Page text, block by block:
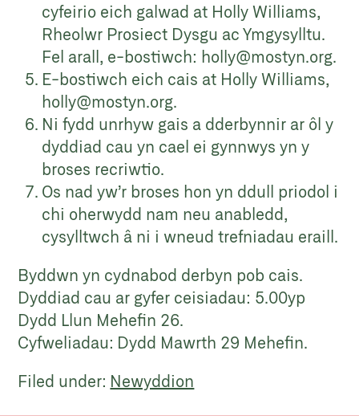
cyfeirio eich galwad at Holly Williams,
Rheolwr Prosiect Dysgu ac Ymgysylltu.
Fel arall, e-bostiwch: holly@mostyn.org.
E-bostiwch eich cais at Holly Williams,
holly@mostyn.org.
Ni fydd unrhyw gais a dderbynnir ar ôl y
dyddiad cau yn cael ei gynnwys yn y
broses recriwtio.
Os nad yw’r broses hon yn ddull priodol i
chi oherwydd nam neu anabledd,
cysylltwch â ni i wneud trefniadau eraill.
Byddwn yn cydnabod derbyn pob cais.
Dyddiad cau ar gyfer ceisiadau: 5.00yp
Dydd Llun Mehefin 26.
Cyfweliadau: Dydd Mawrth 29 Mehefin.
Filed under: Newyddion